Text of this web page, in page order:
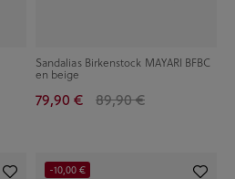
Sandalias Birkenstock MAYARI BFBC
en beige
79,90 € 89,90 €
-10,00 €